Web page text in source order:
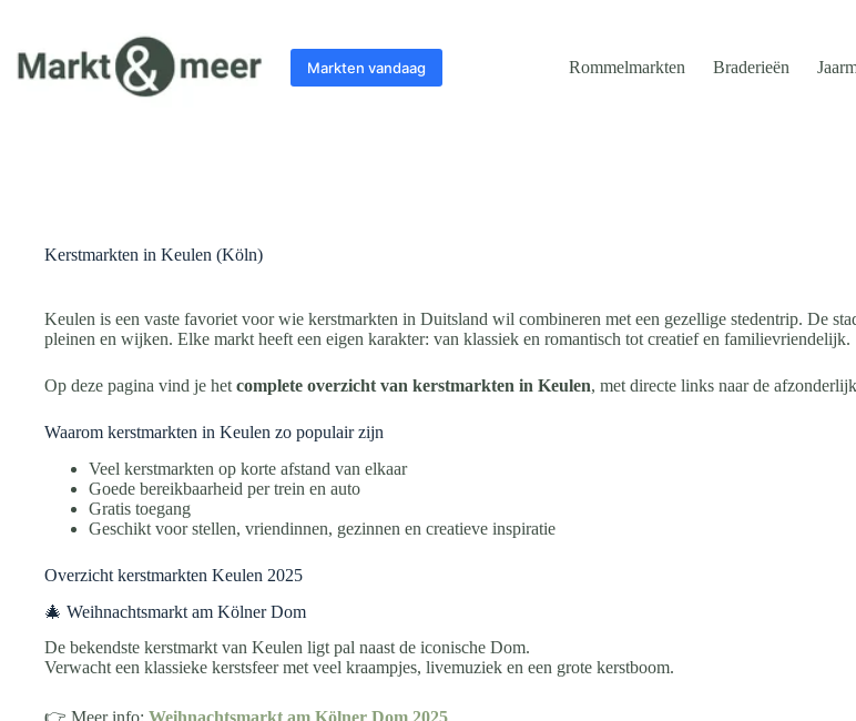
inhoud
Markten vandaag Rommelmarkten Braderieën
Kerstmarkten in Keulen (Köln)
Keulen is een vaste favoriet voor wie kerstmarkten in Duitsland wil combineren met een gezellige stedentrip. De
pleinen en wijken. Elke markt heeft een eigen karakter: van klassiek en romantisch tot creatief en familievriendelijk.
Op deze pagina vind je het complete overzicht van kerstmarkten in Keulen, met directe links naar de
Waarom kerstmarkten in Keulen zo populair zijn
Veel kerstmarkten op korte afstand van elkaar
Goede bereikbaarheid per trein en auto
Gratis toegang
Geschikt voor stellen, vriendinnen, gezinnen en creatieve inspiratie
Overzicht kerstmarkten Keulen 2025
🎄 Weihnachtsmarkt am Kölner Dom
De bekendste kerstmarkt van Keulen ligt pal naast de iconische Dom.
Verwacht een klassieke kerstsfeer met veel kraampjes, livemuziek en een grote kerstboom.